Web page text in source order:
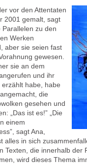
vor den Attentaten
2001 gemalt, sagt
zu den
Werken
aber sie seien fast
gewesen.
sie an dem
und ihr
habe, habe
die
gesehen und
„Das ist es!” „Die
einem
sagt Ana,
alles in sich
Texten, die innerhalb der
wird dieses Thema